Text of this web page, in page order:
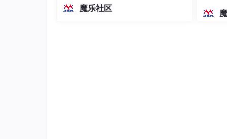
（总参数397B / 激活参数17B的MoE模
魔乐社区
染、